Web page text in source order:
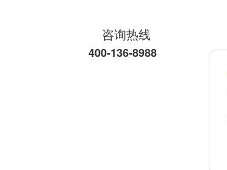
咨询热线
400-136-8988